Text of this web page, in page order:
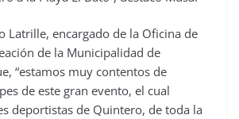
Latrille, encargado de la Oficina de
de la Municipalidad de
“estamos muy contentos de
de este gran evento, el cual
deportistas de Quintero, de toda la